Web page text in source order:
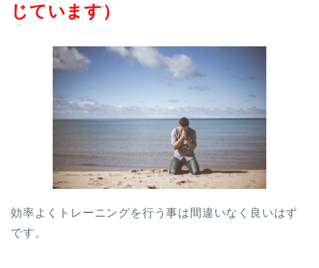
じています）
効率よくトレーニングを行う事は間違いなく良いはず
です。